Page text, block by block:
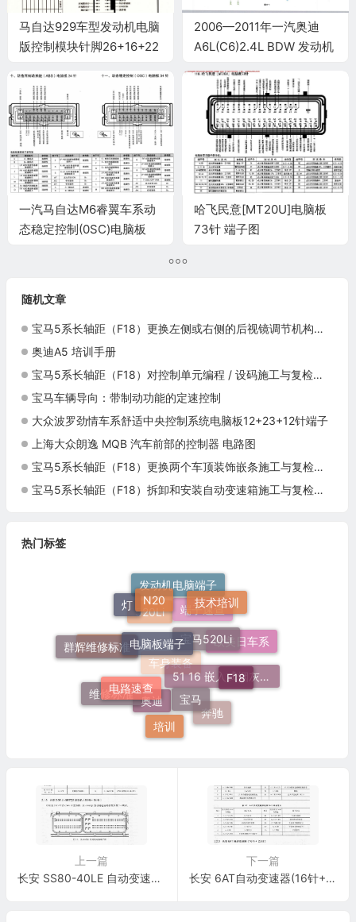
马自达929车型发动机电脑
版控制模块针脚26+16+22
2006—2011年一汽奥迪
A6L(C6)2.4L BDW 发动机
一汽马自达M6睿翼车系动
态稳定控制(0SC)电脑板
哈飞民意[MT20U]电脑板
73针 端子图
随机文章
宝马5系长轴距（F18）更换左侧或右侧的后视镜调节机构施工与复检标准
奥迪A5 培训手册
宝马5系长轴距（F18）对控制单元编程 / 设码施工与复检标准
宝马车辆导向：带制动功能的定速控制
大众波罗劲情车系舒适中央控制系统电脑板12+23+12针端子
上海大众朗逸 MQB 汽车前部的控制器 电路图
宝马5系长轴距（F18）更换两个车顶装饰嵌条施工与复检标准
宝马5系长轴距（F18）拆卸和安装自动变速箱施工与复检标准
热门标签
奥迪
车身装备
51 16 嵌入式烟灰缸托架
奔驰
培训
维修标准
施工标准
520Li
端子速查
欧美日车系
F18
宝马
电路速查
群辉维修标准
灯
发动机电脑端子
技术培训
宝马520Li
电脑板端子
N20
上一篇
长安 SS80-40LE 自动变速器(26针+24针)端子
下一篇
长安 6AT自动变速器(16针+22针)端子